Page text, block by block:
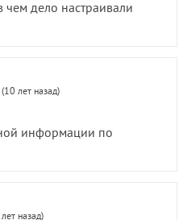
чем дело настраивали
лет назад)
информации по
назад)